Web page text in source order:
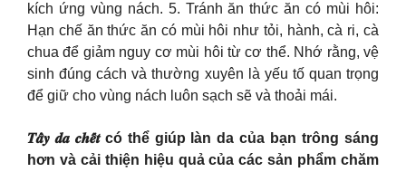
kích ứng vùng nách. 5. Tránh ăn thức ăn có mùi hôi:
Hạn chế ăn thức ăn có mùi hôi như tỏi, hành, cà ri, cà
chua để giảm nguy cơ mùi hôi từ cơ thể. Nhớ rằng, vệ
sinh đúng cách và thường xuyên là yếu tố quan trọng
để giữ cho vùng nách luôn sạch sẽ và thoải mái.
𝑻𝒂̂̉𝒚 𝒅𝒂 𝒄𝒉𝒆̂́𝒕 có thể giúp làn da của bạn trông sáng
hơn và cải thiện hiệu quả của các sản phẩm chăm